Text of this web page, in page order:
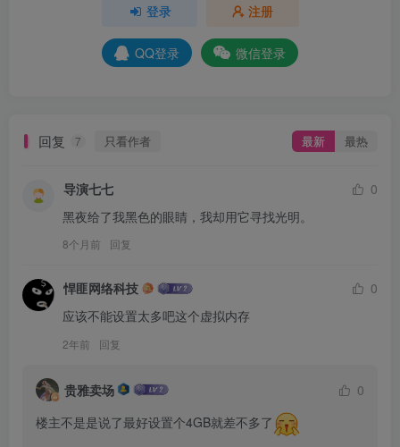
登录 注册
QQ登录 微信登录
回复 7 只看作者 最新 最热
导演七七
0
黑夜给了我黑色的眼睛，我却用它寻找光明。
8个月前 回复
悍匪网络科技
0
应该不能设置太多吧这个虚拟内存
2年前 回复
贵雅卖场
0
楼主不是是说了最好设置个4GB就差不多了